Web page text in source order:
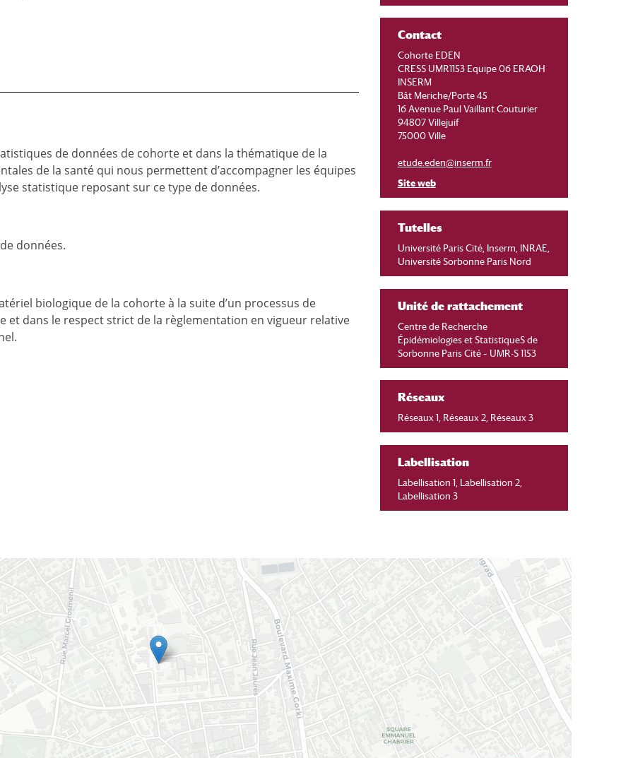
de données de cohorte et dans la thématique de la
de la santé qui nous permettent d’accompagner les équipes
statistique reposant sur ce type de données.
données.
biologique de la cohorte à la suite d’un processus de
et dans le respect strict de la règlementation en vigueur relative
Contact
Cohorte EDEN
CRESS UMR1153 Equipe 06 ERAOH
INSERM
Bât Meriche/Porte 45
16 Avenue Paul Vaillant Couturier
94807 Villejuif
75000 Ville
etude.eden@inserm.fr
Site web
Tutelles
Université Paris Cité, Inserm, INRAE,
Université Sorbonne Paris Nord
Unité de rattachement
Centre de Recherche
Épidémiologies et StatistiqueS de
Sorbonne Paris Cité – UMR-S 1153
Réseaux
Réseaux 1, Réseaux 2, Réseaux 3
Labellisation
Labellisation 1, Labellisation 2,
Labellisation 3